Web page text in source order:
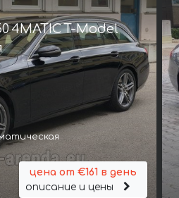
4MATIC T-Model
цена от €161 в день
описание и цены